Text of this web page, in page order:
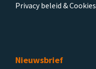
Privacy beleid & Cookies
Nieuwsbrief